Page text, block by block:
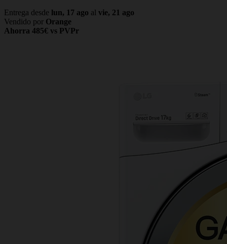
Entrega desde lun, 17 ago al vie, 21 ago
Vendido por Orange
Ahorra 485€ vs PVPr